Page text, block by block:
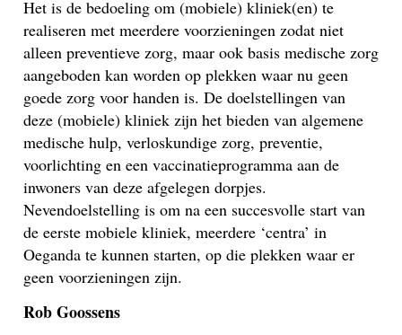
Het is de bedoeling om (mobiele) kliniek(en) te
realiseren met meerdere voorzieningen zodat niet
alleen preventieve zorg, maar ook basis medische zorg
aangeboden kan worden op plekken waar nu geen
goede zorg voor handen is. De doelstellingen van
deze (mobiele) kliniek zijn het bieden van algemene
medische hulp, verloskundige zorg, preventie,
voorlichting en een vaccinatieprogramma aan de
inwoners van deze afgelegen dorpjes.
Nevendoelstelling is om na een succesvolle start van
de eerste mobiele kliniek, meerdere ‘centra’ in
Oeganda te kunnen starten, op die plekken waar er
geen voorzieningen zijn.
Rob Goossens